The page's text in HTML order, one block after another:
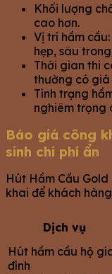
Khối lượng
cao hơn.
Vị trí hầm
hẹp, sâu
Thời gian thi
thường có giá
Tình trạng
nghiêm trọng
Báo giá công
sinh chi phí ẩn
Hút Hầm Cầu
khai để khách
Dịch vụ
Hút hầm cầu hộ
đình